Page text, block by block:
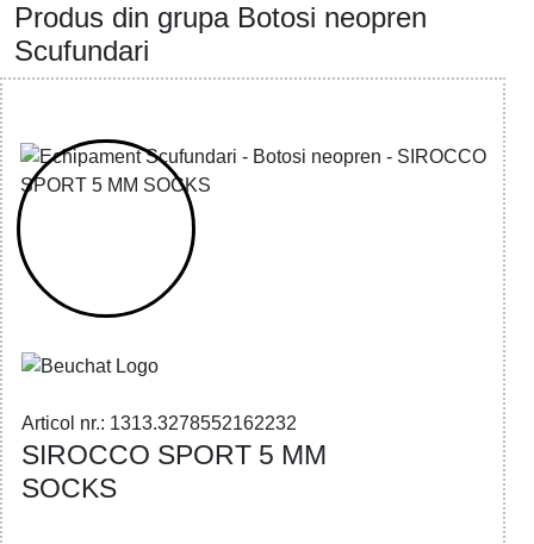
Produs din grupa Botosi neopren
Scufundari
32785521622 - SIROCCO SPORT 5 MM
SOCKS
Articol nr.: 1313.3278552162232
SIROCCO SPORT 5 MM
SOCKS